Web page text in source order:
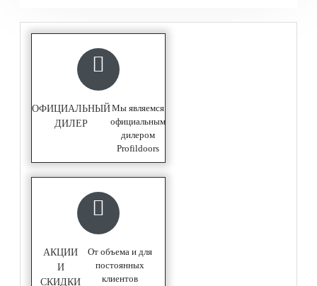
ОФИЦИАЛЬНЫЙ
ДИЛЕР
Мы являемся
официальным
дилером
Profildoors
АКЦИИ
И
СКИДКИ
От объема и для
постоянных
клиентов